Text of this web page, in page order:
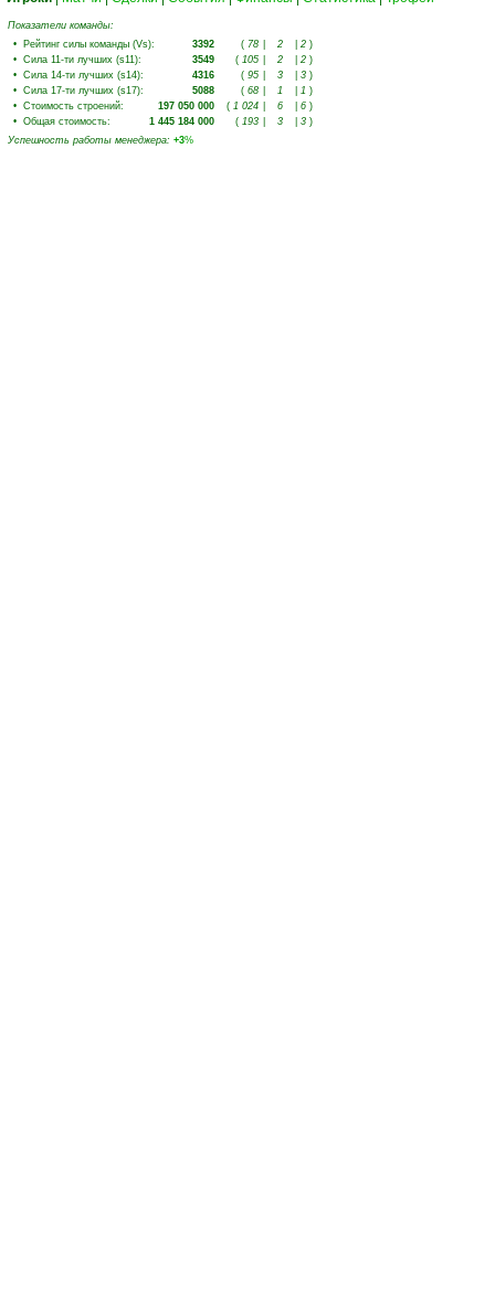
Показатели команды:
• Рейтинг силы команды (Vs): 3392 ( 78 2 2 )
• Сила 11-ти лучших (s11): 3549 ( 105 2 2 )
• Сила 14-ти лучших (s14): 4316 ( 95 3 3 )
• Сила 17-ти лучших (s17): 5088 ( 68 1 1 )
• Стоимость строений: 197 050 000 ( 1 024 6 6 )
• Общая стоимость: 1 445 184 000 ( 193 3 3 )
Успешность работы менеджера: +3%